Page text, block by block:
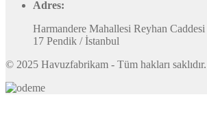
Adres:
Harmandere Mahallesi Reyhan
17 Pendik / İstanbul
© 2025 Havuzfabrikam - Tüm hakları saklıdır.